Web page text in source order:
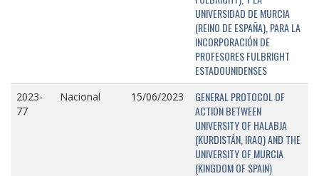
UNIVERSIDAD DE MURCIA
(REINO DE ESPAÑA), PARA LA
INCORPORACIÓN DE
PROFESORES FULBRIGHT
ESTADOUNIDENSES
2023-
77
Nacional 15/06/2023
GENERAL PROTOCOL OF
ACTION BETWEEN
UNIVERSITY OF HALABJA
(KURDISTÁN, IRAQ) AND THE
UNIVERSITY OF MURCIA
(KINGDOM OF SPAIN)